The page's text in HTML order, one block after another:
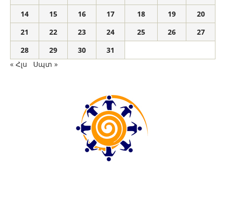
14
15 16 17 18 19
20
21
22 23 24 25 26
27
28
29 30
31
« Հլս
Սպտ »